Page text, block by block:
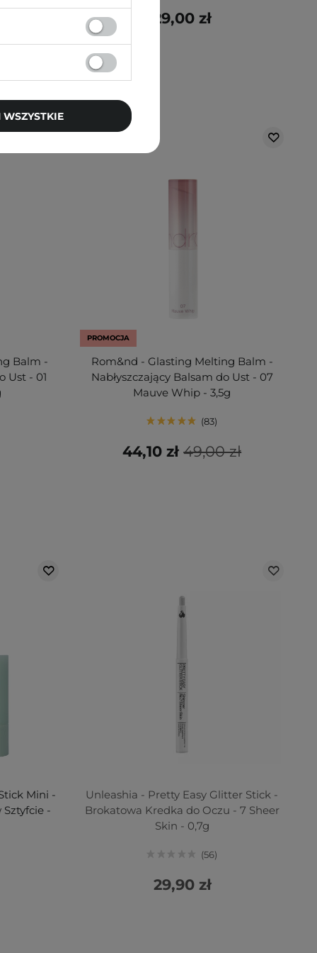
29,00 zł
Balm -
Ust - 01
PROMOCJA
Rom&nd - Glasting Melting Balm -
Nabłyszczający Balsam do Ust - 07
Mauve Whip - 3,5g
83
49,00 zł
44,10 zł
Mini -
Sztyfcie -
Unleashia - Pretty Easy Glitter Stick -
Brokatowa Kredka do Oczu - 7 Sheer
Skin - 0,7g
56
29,90 zł